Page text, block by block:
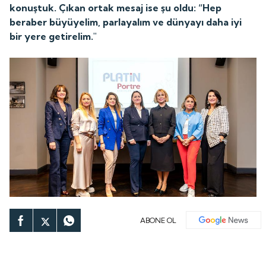
konuştuk. Çıkan ortak mesaj ise şu oldu: “Hep
beraber büyüyelim, parlayalım ve dünyayı daha iyi
bir yere getirelim."
ABONE OL